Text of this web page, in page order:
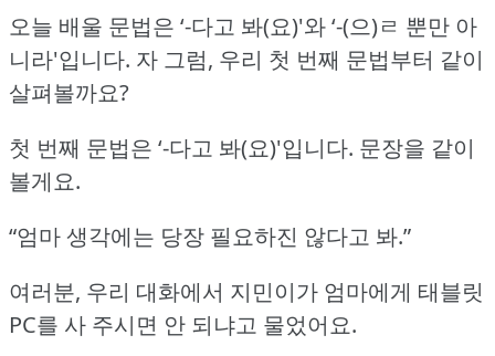
오늘 배울 문법은 ‘-다고 봐(요)'와 ‘-(으)ㄹ 뿐만 아
니라'입니다. 자 그럼, 우리 첫 번째 문법부터 같이
살펴볼까요?
첫 번째 문법은 ‘-다고 봐(요)'입니다. 문장을 같이
볼게요.
“엄마 생각에는 당장 필요하진 않다고 봐.”
여러분, 우리 대화에서 지민이가 엄마에게 태블릿
PC를 사 주시면 안 되냐고 물었어요.